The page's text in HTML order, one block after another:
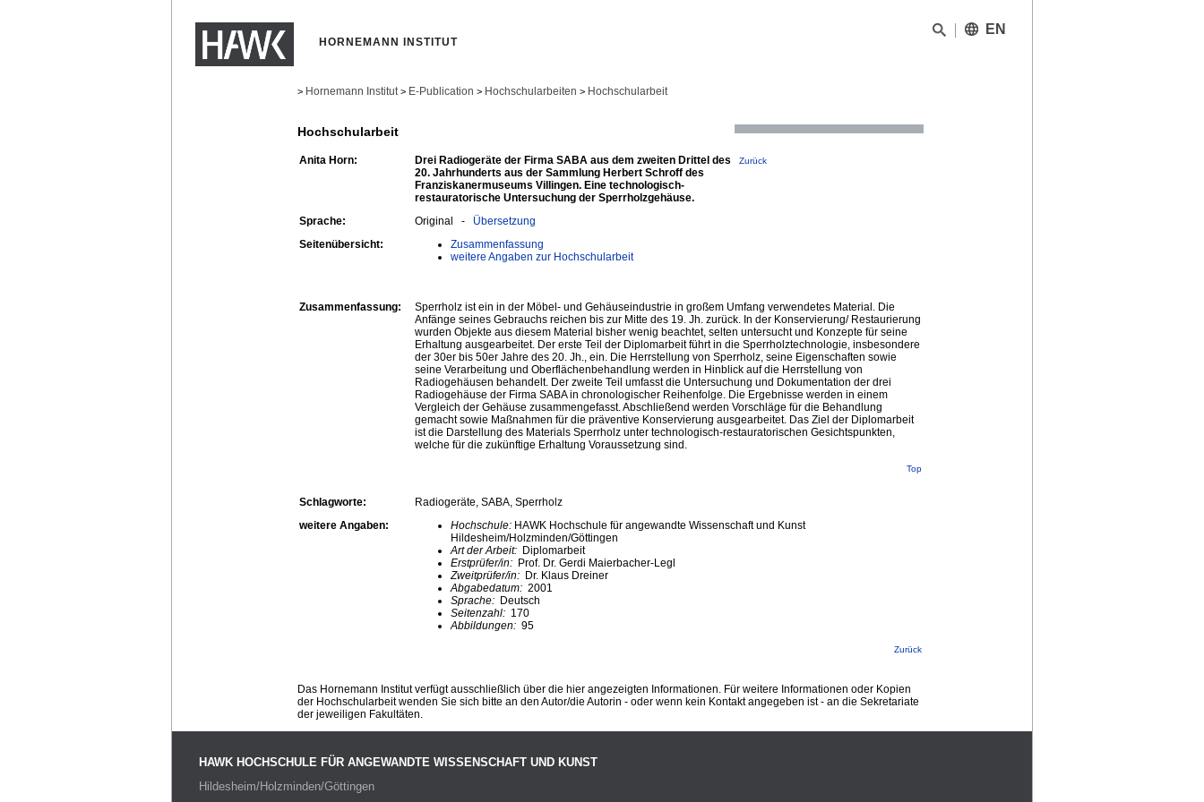
HORNEMANN INSTITUT
EN
> Hornemann Institut > E-Publication > Hochschularbeiten > Hochschularbeit
Hochschularbeit
Anita Horn:
Drei Radiogeräte der Firma SABA aus dem zweiten Drittel des
20. Jahrhunderts aus der Sammlung Herbert Schroff des
Franziskanermuseums Villingen. Eine technologisch-
restauratorische Untersuchung der Sperrholzgehäuse.
Zurück
Sprache: Original - Übersetzung
Seitenübersicht:
Zusammenfassung
weitere Angaben zur Hochschularbeit
Zusammenfassung:
Sperrholz ist ein in der Möbel- und Gehäuseindustrie in großem Umfang verwendetes Material. Die
Anfänge seines Gebrauchs reichen bis zur Mitte des 19. Jh. zurück. In der Konservierung/ Restaurierung
wurden Objekte aus diesem Material bisher wenig beachtet, selten untersucht und Konzepte für seine
Erhaltung ausgearbeitet. Der erste Teil der Diplomarbeit führt in die Sperrholztechnologie, insbesondere
der 30er bis 50er Jahre des 20. Jh., ein. Die Herrstellung von Sperrholz, seine Eigenschaften sowie
seine Verarbeitung und Oberflächenbehandlung werden in Hinblick auf die Herrstellung von
Radiogehäusen behandelt. Der zweite Teil umfasst die Untersuchung und Dokumentation der drei
Radiogehäuse der Firma SABA in chronologischer Reihenfolge. Die Ergebnisse werden in einem
Vergleich der Gehäuse zusammengefasst. Abschließend werden Vorschläge für die Behandlung
gemacht sowie Maßnahmen für die präventive Konservierung ausgearbeitet. Das Ziel der Diplomarbeit
ist die Darstellung des Materials Sperrholz unter technologisch-restauratorischen Gesichtspunkten,
welche für die zukünftige Erhaltung Voraussetzung sind.
Top
Schlagworte:
Radiogeräte, SABA, Sperrholz
weitere Angaben:
Hochschule: HAWK Hochschule für angewandte Wissenschaft und Kunst
Hildesheim/Holzminden/Göttingen
Art der Arbeit: Diplomarbeit
Erstprüfer/in: Prof. Dr. Gerdi Maierbacher-Legl
Zweitprüfer/in: Dr. Klaus Dreiner
Abgabedatum: 2001
Sprache: Deutsch
Seitenzahl: 170
Abbildungen: 95
Zurück
Das Hornemann Institut verfügt ausschließlich über die hier angezeigten Informationen. Für weitere Informationen oder Kopien
der Hochschularbeit wenden Sie sich bitte an den Autor/die Autorin - oder wenn kein Kontakt angegeben ist - an die Sekretariate
der jeweiligen Fakultäten.
HAWK HOCHSCHULE FÜR ANGEWANDTE WISSENSCHAFT UND KUNST
Hildesheim/Holzminden/Göttingen